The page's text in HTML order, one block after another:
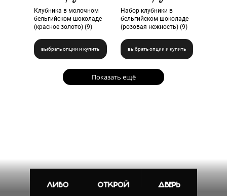
Клубника в молочном
бельгийском шоколаде
(красное золото) (9)
выбрать опции и купить
Набор клубники в
бельгийском шоколаде
(розовая нежность) (9)
выбрать опции и купить
Показать ещё